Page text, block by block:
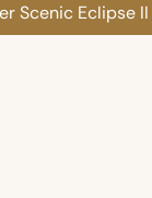
Scenic Eclipse II